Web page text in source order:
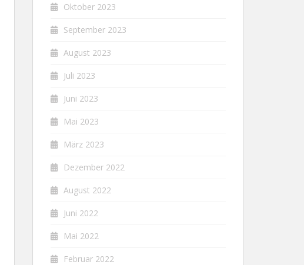
Oktober 2023
September 2023
August 2023
Juli 2023
Juni 2023
Mai 2023
März 2023
Dezember 2022
August 2022
Juni 2022
Mai 2022
Februar 2022